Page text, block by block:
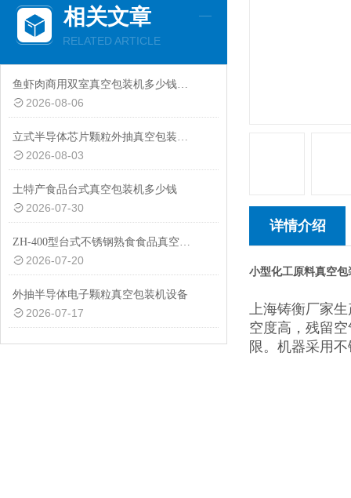
相关文章
RELATED ARTICLE
鱼虾肉商用双室真空包装机多少钱一台
2026-08-06
立式半导体芯片颗粒外抽真空包装机厂家
2026-08-03
土特产食品台式真空包装机多少钱
2026-07-30
ZH-400型台式不锈钢熟食食品真空包装机设备
2026-07-20
外抽半导体电子颗粒真空包装机设备
2026-07-17
详情介绍
小型化工原料真空
上海铸衡厂家
空度高，残留
限。机器采用